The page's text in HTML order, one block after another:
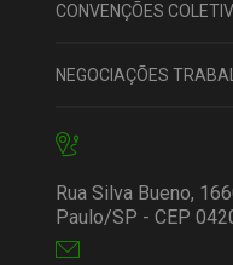
CONVENÇÕES
NEGOCIAÇÕES
Rua Silva Bueno,
Paulo/SP - CEP